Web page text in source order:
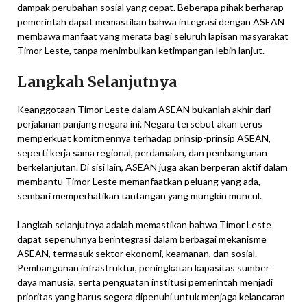
dampak perubahan sosial yang cepat. Beberapa pihak berharap
pemerintah dapat memastikan bahwa integrasi dengan ASEAN
membawa manfaat yang merata bagi seluruh lapisan masyarakat
Timor Leste, tanpa menimbulkan ketimpangan lebih lanjut.
Langkah Selanjutnya
Keanggotaan Timor Leste dalam ASEAN bukanlah akhir dari
perjalanan panjang negara ini. Negara tersebut akan terus
memperkuat komitmennya terhadap prinsip-prinsip ASEAN,
seperti kerja sama regional, perdamaian, dan pembangunan
berkelanjutan. Di sisi lain, ASEAN juga akan berperan aktif dalam
membantu Timor Leste memanfaatkan peluang yang ada,
sembari memperhatikan tantangan yang mungkin muncul.
Langkah selanjutnya adalah memastikan bahwa Timor Leste
dapat sepenuhnya berintegrasi dalam berbagai mekanisme
ASEAN, termasuk sektor ekonomi, keamanan, dan sosial.
Pembangunan infrastruktur, peningkatan kapasitas sumber
daya manusia, serta penguatan institusi pemerintah menjadi
prioritas yang harus segera dipenuhi untuk menjaga kelancaran